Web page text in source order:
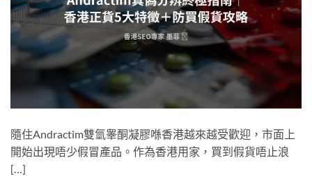
隨住Andractim雙氫睾酮凝膠喺香港越來越受歡迎，市面上
開始出現唔少假冒產品。作為香港用家，買到假貨唔止浪
[…]